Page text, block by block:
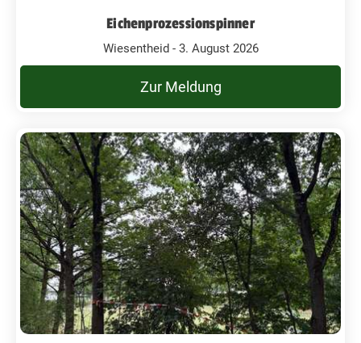
Eichenprozessionspinner
Wiesentheid - 3. August 2026
Zur Meldung